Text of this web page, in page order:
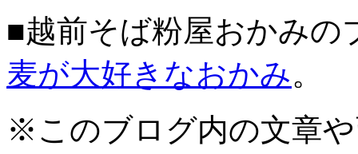
■越前そば粉屋おかみの
麦が大好きなおかみ。
※このブログ内の文章